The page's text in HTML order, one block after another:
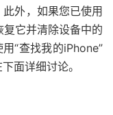
外，如果您已使用
它并清除设备中的
“查找我的iPhone”
面详细讨论。